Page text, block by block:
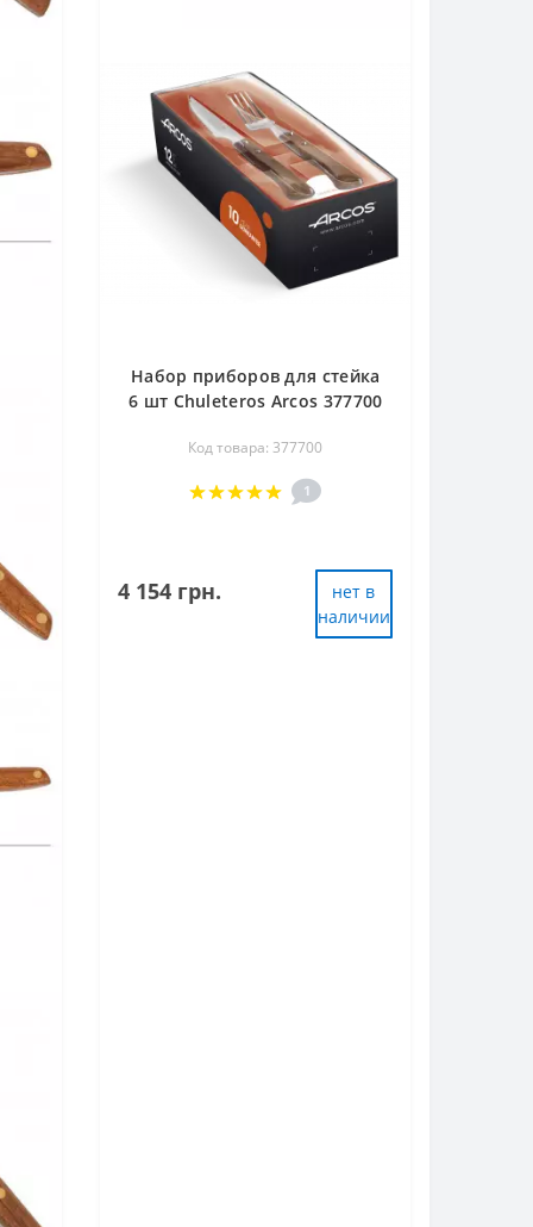
Набор приборов для стейка
6 шт Chuleteros Arcos 377700
Код товара: 377700
1
4 154 грн.
нет в
наличии